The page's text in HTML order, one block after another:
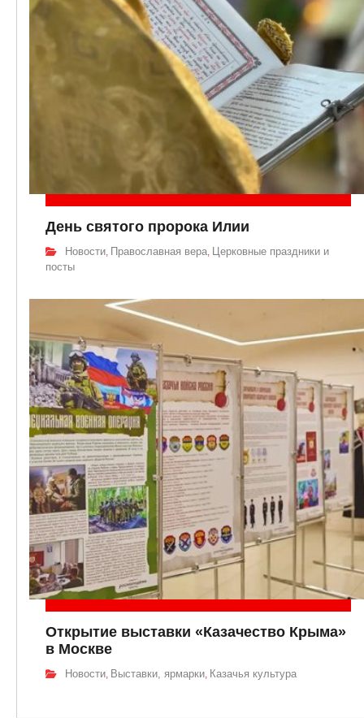
День святого пророка Илии
Новости, Православная вера, Церковные праздники и
посты
Открытие выставки «Казачество Крыма»
в Москве
Новости, Выставки, ярмарки, Казачья культура